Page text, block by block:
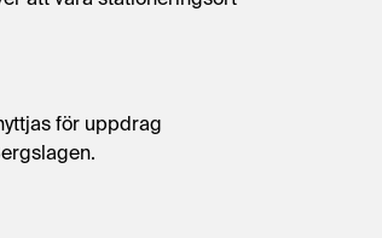
för uppdrag